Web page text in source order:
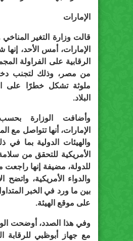
الإمارات
قالت وزارة التغير المناخي
الإمارات، أمس الأحد،
الرقابية على الفراولة
من مصر، وذلك لتجنب
ملوثة تشكل خطرًا على
البلاد.
وأضافت الوزارة بحسب
الإمارات، أنها تتواصل مع
والهيئات الدولية بما في
الأمريكية للتحقق من سلامة
للدولة، مضيفة إنها راجعت
والدواء الأمريكية، واتضح
بين ما ورد في الخبر
على موقع الهيئة.
وفي هذا الصدد، أوضحت
مع جهاز أبوظبي للرقابة